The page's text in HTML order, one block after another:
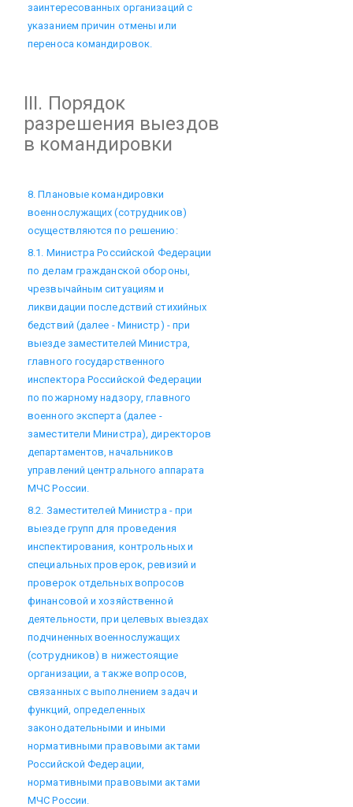
заинтересованных организаций с
указанием причин отмены или
переноса командировок.
III. Порядок
разрешения выездов
в командировки
8. Плановые командировки
военнослужащих (сотрудников)
осуществляются по решению:
8.1. Министра Российской Федерации
по делам гражданской обороны,
чрезвычайным ситуациям и
ликвидации последствий стихийных
бедствий (далее - Министр) - при
выезде заместителей Министра,
главного государственного
инспектора Российской Федерации
по пожарному надзору, главного
военного эксперта (далее -
заместители Министра), директоров
департаментов, начальников
управлений центрального аппарата
МЧС России.
8.2. Заместителей Министра - при
выезде групп для проведения
инспектирования, контрольных и
специальных проверок, ревизий и
проверок отдельных вопросов
финансовой и хозяйственной
деятельности, при целевых выездах
подчиненных военнослужащих
(сотрудников) в нижестоящие
организации, а также вопросов,
связанных с выполнением задач и
функций, определенных
законодательными и иными
нормативными правовыми актами
Российской Федерации,
нормативными правовыми актами
МЧС России.